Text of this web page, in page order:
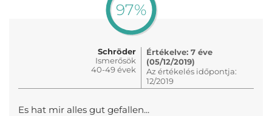
97%
Schröder
Ismerősök
40-49 évek
Értékelve: 7 éve
(05/12/2019)
Az értékelés időpontja:
12/2019
Es hat mir alles gut gefallen...